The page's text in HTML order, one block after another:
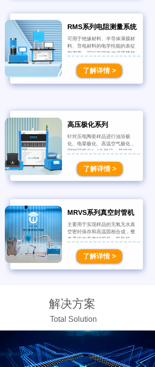
RMS系列电阻测量系统
可用于绝缘材料、半导体薄膜材
料、导电材料的电学性能的表征
和测量，可以实现块体或薄膜样
氛等条件下测量材料的电阻和电
阻率随温度、时间变化的曲线。
了解详情 >
Product Center
针对压电陶瓷样品进行油浴极
化、电晕极化、高温空气极化，
同时可极化1~4 个样品，是实验
的，通过熟练掌握和不断的优化
实验制备工艺，让压电陶瓷达到
最佳极化效果，并且广泛应用于
领域。
高压极化系列
了解详情 >
了解详情 >
主要用于实现样品的无氧无水真
空密封保存和高温固相合成，整
条系统由真空封管机、氢氧机、
组成，标准化定制石英柱保证其
与特殊设计的管接头精准匹配，
MRVS系列真空封管机
解决方案
Total Solution